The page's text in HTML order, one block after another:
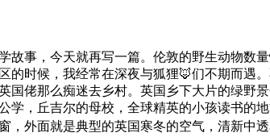
故事，今天就再写一篇。伦敦的野生动物数
的时候，我经常在深夜与狐狸🦊们不期而遇
国佬那么痴迷去乡村。英国乡下大片的绿野
学，丘吉尔的母校，全球精英的小孩读书的
，外面就是典型的英国寒冬的空气，清新中